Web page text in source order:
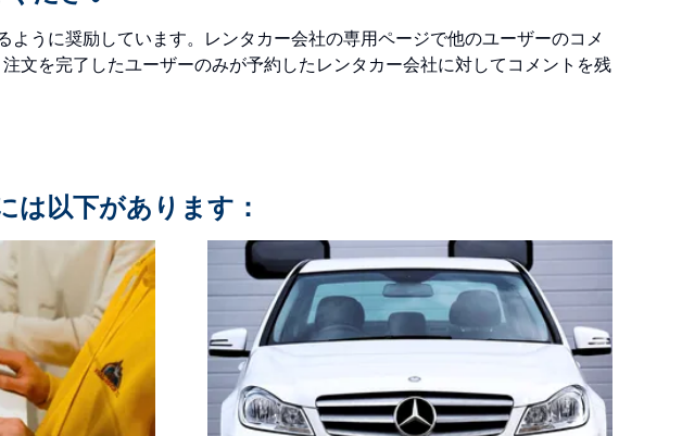
うに奨励しています。レンタカー会社の専用ページで他のユーザーのコメ
文を完了したユーザーのみが予約したレンタカー会社に対してコメントを残
以下があります：